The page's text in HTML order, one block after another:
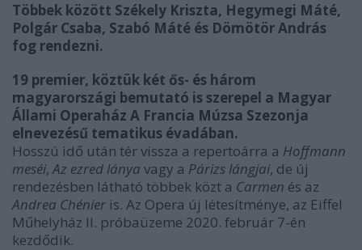
Többek között Székely Kriszta, Hegymegi Máté,
Polgár Csaba, Szabó Máté és Dömötör András
fog rendezni.
19 premier, köztük két ős- és három
magyarországi bemutató is szerepel a Magyar
Állami Operaház A Francia Múzsa Szezonja
elnevezésű tematikus évadában.
Hosszú idő után tér vissza a repertoárra a Hoffmann
meséi,Az ezred lánya vagy a Párizs lángjai, de új
rendezésben látható többek közt a Carmen és az
Andrea Chénier is. Az Opera új létesítménye, az Eiffel
Műhelyház II. próbaüzeme 2020. február 7-én
kezdődik.